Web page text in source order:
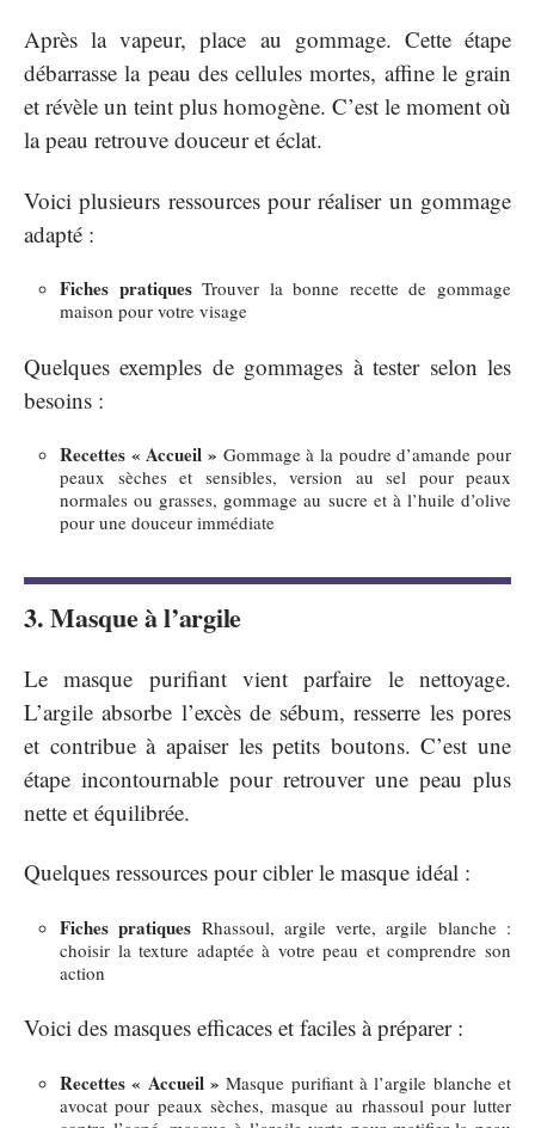
Après la vapeur, place au gommage. Cette étape
débarrasse la peau des cellules mortes, affine le grain
et révèle un teint plus homogène. C’est le moment où
la peau retrouve douceur et éclat.
Voici plusieurs ressources pour réaliser un gommage
adapté :
Fiches pratiquesTrouver la bonne recette de gommage
maison pour votre visage
Quelques exemples de gommages à tester selon les
besoins :
Recettes « Accueil » Gommage à la poudre d’amande pour
peaux sèches et sensibles, version au sel pour peaux
normales ou grasses, gommage au sucre et à l’huile d’olive
pour une douceur immédiate
3. Masque à l’argile
Le masque purifiant vient parfaire le nettoyage.
L’argile absorbe l’excès de sébum, resserre les pores
et contribue à apaiser les petits boutons. C’est une
étape incontournable pour retrouver une peau plus
nette et équilibrée.
Quelques ressources pour cibler le masque idéal :
Fiches pratiques Rhassoul, argile verte, argile blanche :
choisir la texture adaptée à votre peau et comprendre son
action
Voici des masques efficaces et faciles à préparer :
Recettes « Accueil » Masque purifiant à l’argile blanche et
avocat pour peaux sèches, masque au rhassoul pour lutter